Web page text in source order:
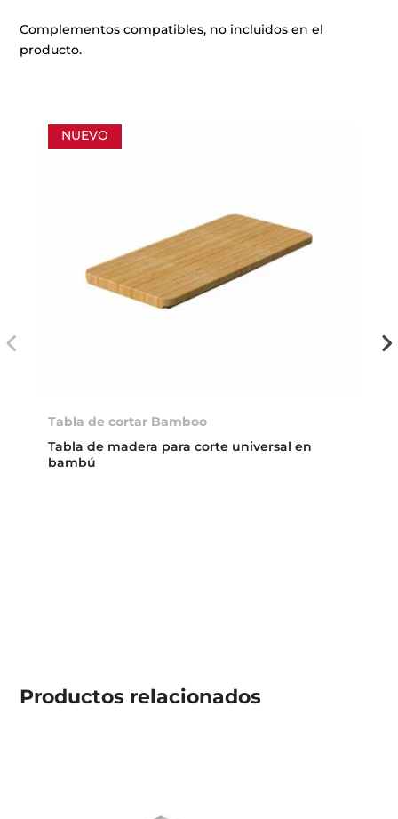
Complementos compatibles, no incluidos en el
producto.
NUEVO
Tabla de cortar Bamboo
Tabla de madera para corte universal en
bambú
Productos relacionados